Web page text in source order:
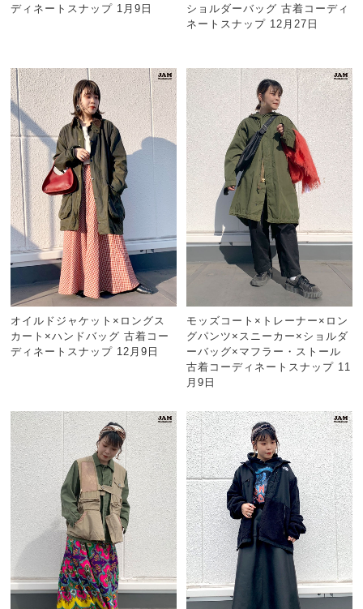
ディネートスナップ 1月9日
ショルダーバッグ 古着コーディ
ネートスナップ 12月27日
オイルドジャケット×ロングス
カート×ハンドバッグ 古着コー
ディネートスナップ 12月9日
モッズコート×トレーナー×ロン
グパンツ×スニーカー×ショルダ
ーバッグ×マフラー・ストール
古着コーディネートスナップ 11
月9日